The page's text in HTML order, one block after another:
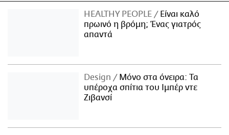
HEALTHY PEOPLE
Είναι καλό
πρωινό η βρόμη; Ένας γιατρός
απαντά
Design
Μόνο στα όνειρα: Τα
υπέροχα σπίτια του Ιμπέρ ντε
Ζιβανσί